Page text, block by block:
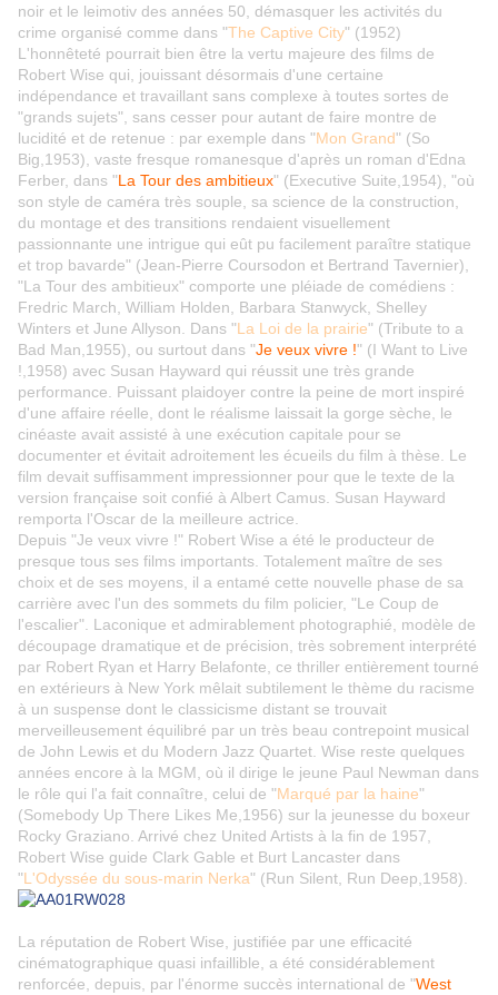
noir et le leimotiv des années 50, démasquer les activités du
crime organisé comme dans "The Captive City" (1952)
L'honnêteté pourrait bien être la vertu majeure des films de
Robert Wise qui, jouissant désormais d'une certaine
indépendance et travaillant sans complexe à toutes sortes de
"grands sujets", sans cesser pour autant de faire montre de
lucidité et de retenue : par exemple dans "Mon Grand" (So
Big,1953), vaste fresque romanesque d'après un roman d'Edna
Ferber, dans "La Tour des ambitieux" (Executive Suite,1954), "où
son style de caméra très souple, sa science de la construction,
du montage et des transitions rendaient visuellement
passionnante une intrigue qui eût pu facilement paraître statique
et trop bavarde" (Jean-Pierre Coursodon et Bertrand Tavernier),
"La Tour des ambitieux" comporte une pléiade de comédiens :
Fredric March, William Holden, Barbara Stanwyck, Shelley
Winters et June Allyson. Dans "La Loi de la prairie" (Tribute to a
Bad Man,1955), ou surtout dans "Je veux vivre !" (I Want to Live
!,1958) avec Susan Hayward qui réussit une très grande
performance. Puissant plaidoyer contre la peine de mort inspiré
d'une affaire réelle, dont le réalisme laissait la gorge sèche, le
cinéaste avait assisté à une exécution capitale pour se
documenter et évitait adroitement les écueils du film à thèse. Le
film devait suffisamment impressionner pour que le texte de la
version française soit confié à Albert Camus. Susan Hayward
remporta l'Oscar de la meilleure actrice.
Depuis "Je veux vivre !" Robert Wise a été le producteur de
presque tous ses films importants. Totalement maître de ses
choix et de ses moyens, il a entamé cette nouvelle phase de sa
carrière avec l'un des sommets du film policier, "Le Coup de
l'escalier". Laconique et admirablement photographié, modèle de
découpage dramatique et de précision, très sobrement interprété
par Robert Ryan et Harry Belafonte, ce thriller entièrement tourné
en extérieurs à New York mêlait subtilement le thème du racisme
à un suspense dont le classicisme distant se trouvait
merveilleusement équilibré par un très beau contrepoint musical
de John Lewis et du Modern Jazz Quartet. Wise reste quelques
années encore à la MGM, où il dirige le jeune Paul Newman dans
le rôle qui l'a fait connaître, celui de "Marqué par la haine"
(Somebody Up There Likes Me,1956) sur la jeunesse du boxeur
Rocky Graziano. Arrivé chez United Artists à la fin de 1957,
Robert Wise guide Clark Gable et Burt Lancaster dans
"L'Odyssée du sous-marin Nerka" (Run Silent, Run Deep,1958).
La réputation de Robert Wise, justifiée par une efficacité
cinématographique quasi infaillible, a été considérablement
renforcée, depuis, par l'énorme succès international de "West